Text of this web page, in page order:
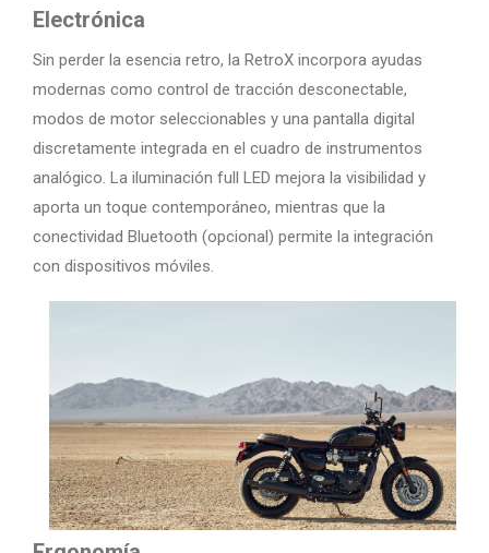
Electrónica
Sin perder la esencia retro, la RetroX incorpora ayudas
modernas como control de tracción desconectable,
modos de motor seleccionables y una pantalla digital
discretamente integrada en el cuadro de instrumentos
analógico. La iluminación full LED mejora la visibilidad y
aporta un toque contemporáneo, mientras que la
conectividad Bluetooth (opcional) permite la integración
con dispositivos móviles.